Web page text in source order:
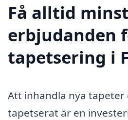
Få alltid
erbjudanden
tapetsering i
Att inhandla nya tapeter
tapetserat är en